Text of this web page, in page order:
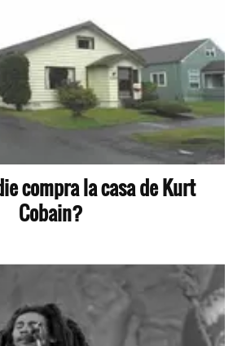
compra la casa de Kurt
Cobain?